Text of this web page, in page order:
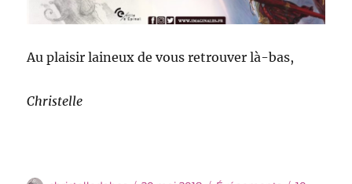
Au plaisir laineux de vous retrouver là-bas,
Christelle